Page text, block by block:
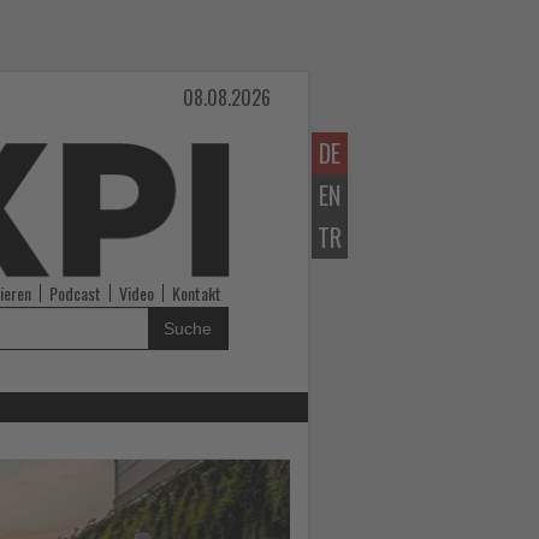
DE
EN
TR
08.08.2026
Podcast Video Kontakt
Suche